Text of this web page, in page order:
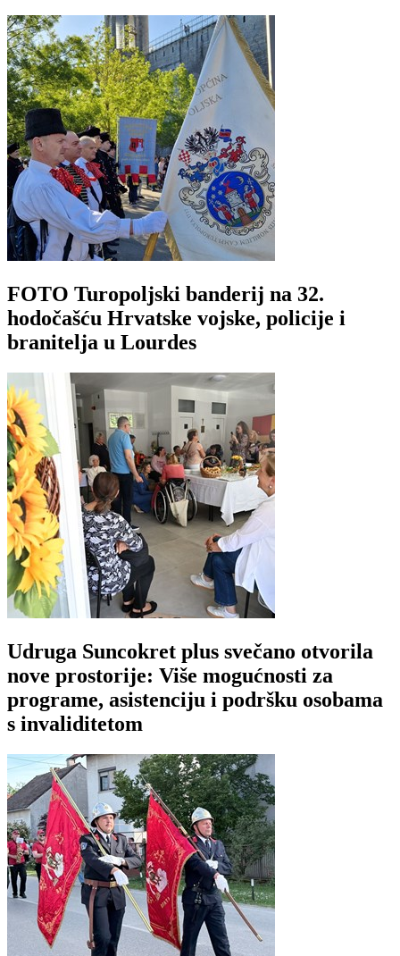
FOTO Turopoljski banderij na 32.
hodočašću Hrvatske vojske, policije i
branitelja u Lourdes
Udruga Suncokret plus svečano otvorila
nove prostorije: Više mogućnosti za
programe, asistenciju i podršku osobama
s invaliditetom